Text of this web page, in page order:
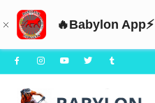
🔥Babylon App⚡
Saltar
al
contenido